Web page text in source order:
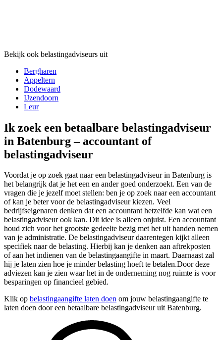
Bekijk ook belastingadviseurs uit
Bergharen
Appeltern
Dodewaard
IJzendoorn
Leur
Ik zoek een betaalbare belastingadviseur
in Batenburg – accountant of
belastingadviseur
Voordat je op zoek gaat naar een belastingadviseur in Batenburg is
het belangrijk dat je het een en ander goed onderzoekt. Een van de
vragen die je jezelf moet stellen: ben je op zoek naar een accountant
of kan je beter voor de belastingadviseur kiezen. Veel
bedrijfseigenaren denken dat een accountant hetzelfde kan wat een
belastingadviseur ook kan. Dit idee is alleen onjuist. Een accountant
houd zich voor het grootste gedeelte bezig met het uit handen nemen
van je administratie. De belastingadviseur daarentegen kijkt alleen
specifiek naar de belasting. Hierbij kan je denken aan aftrekposten
of aan het indienen van de belastingaangifte in maart. Daarnaast zal
hij je laten zien hoe je minder belasting hoeft te betalen.Door deze
adviezen kan je zien waar het in de onderneming nog ruimte is voor
besparingen op financieel gebied.
Klik op belastingaangifte laten doen om jouw belastingaangifte te
laten doen door een betaalbare belastingadviseur uit Batenburg.